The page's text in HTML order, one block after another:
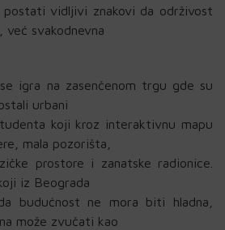
vidljivi znakovi da održivost
svakodnevna
igra na zasenčenom trgu gde su
urbani
koji kroz interaktivnu mapu
mala pozorišta,
prostore i zanatske radionice.
iz Beograda
budućnost ne mora biti hladna,
može zvučati kao